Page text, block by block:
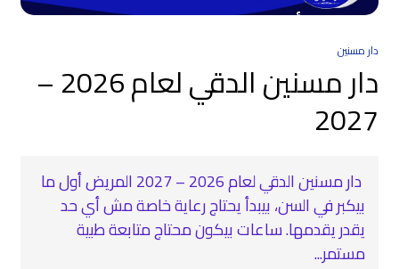
دار مسنين
دار مسنين الدقي لعام 2026 –
2027
دار مسنين الدقي لعام 2026 – 2027 المريض أول ما
بيكبر في السن، بيبدأ يحتاج رعاية خاصة مش أي حد
يقدر يقدمها. ساعات بيكون محتاج متابعة طبية
مستمر...